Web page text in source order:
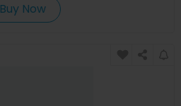
Buy Now